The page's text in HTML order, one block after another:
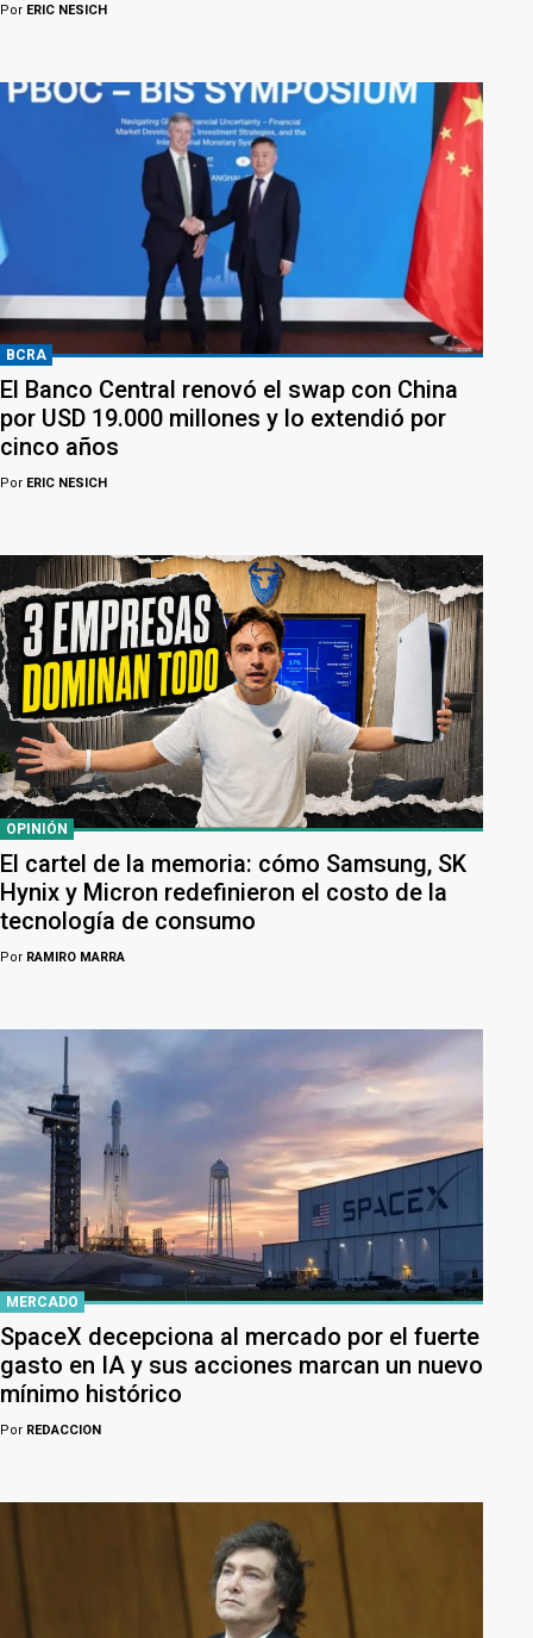
Por ERIC NESICH
BCRA
El Banco Central renovó el swap con China
por USD 19.000 millones y lo extendió por
cinco años
Por ERIC NESICH
OPINIÓN
El cartel de la memoria: cómo Samsung, SK
Hynix y Micron redefinieron el costo de la
tecnología de consumo
Por RAMIRO MARRA
MERCADO
SpaceX decepciona al mercado por el fuerte
gasto en IA y sus acciones marcan un nuevo
mínimo histórico
Por REDACCION